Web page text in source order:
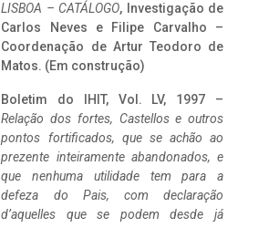
LISBOA – CATÁLOGO, Investigação de
Carlos Neves e Filipe Carvalho –
Coordenação de Artur Teodoro de
Matos. (Em construção)
Boletim do IHIT, Vol. LV, 1997 –
Relação dos fortes, Castellos e outros
pontos fortificados, que se achão ao
prezente inteiramente abandonados, e
que nenhuma utilidade tem para a
defeza do Pais, com declaração
d’aquelles que se podem desde já